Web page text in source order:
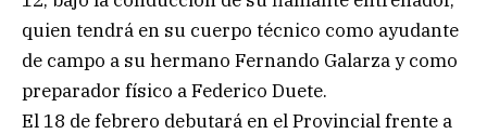
quien tendrá en su cuerpo técnico como ayudante
de campo a su hermano Fernando Galarza y como
preparador físico a Federico Duete.
El 18 de febrero debutará en el Provincial frente a